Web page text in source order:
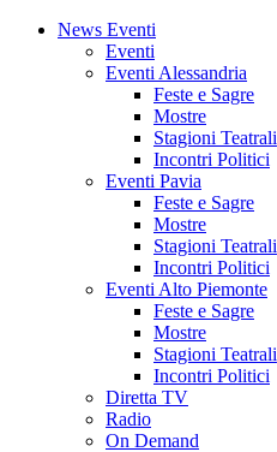
News Eventi
Eventi
Eventi Alessandria
Feste e Sagre
Mostre
Stagioni Teatrali
Incontri Politici
Eventi Pavia
Feste e Sagre
Mostre
Stagioni Teatrali
Incontri Politici
Eventi Alto Piemonte
Feste e Sagre
Mostre
Stagioni Teatrali
Incontri Politici
Diretta TV
Radio
On Demand